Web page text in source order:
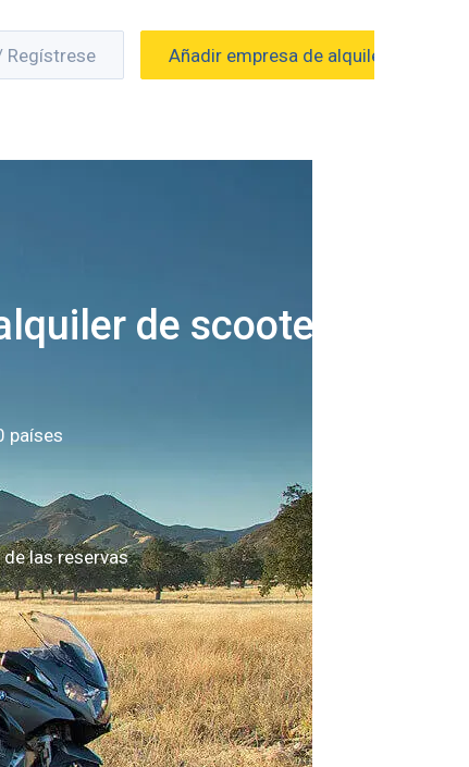
Regístrese Añadir empresa de alquiler
de scooters
países
de las reservas